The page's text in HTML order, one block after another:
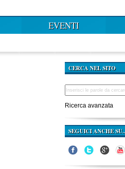
EVENTI
CERCA NEL SITO
Ricerca avanzata
SEGUICI ANCHE